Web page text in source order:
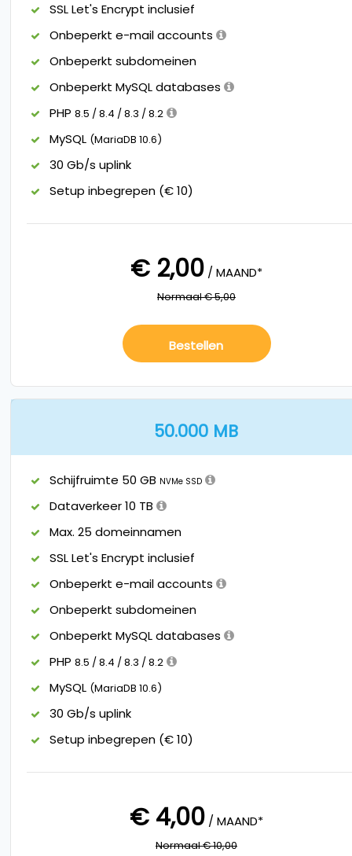
SSL Let's Encrypt inclusief
Onbeperkt e-mail accounts
Onbeperkt subdomeinen
Onbeperkt MySQL databases
PHP8.5 / 8.4 / 8.3 / 8.2
MySQL (MariaDB 10.6)
30 Gb/s uplink
Setup inbegrepen (€ 10)
€ 2,00 / MAAND*
Normaal € 5,00
Bestellen
50.000 MB
Schijfruimte 50 GB NVMe SSD
Dataverkeer 10 TB
Max. 25 domeinnamen
SSL Let's Encrypt inclusief
Onbeperkt e-mail accounts
Onbeperkt subdomeinen
Onbeperkt MySQL databases
PHP8.5 / 8.4 / 8.3 / 8.2
MySQL (MariaDB 10.6)
30 Gb/s uplink
Setup inbegrepen (€ 10)
€ 4,00 / MAAND*
Normaal € 10,00